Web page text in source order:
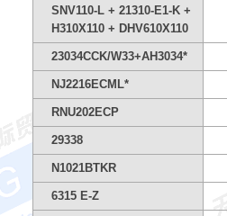
SNV110-L + 21310-E1-K +
H310X110 + DHV610X110
23034CCK/W33+AH3034*
NJ2216ECML*
RNU202ECP
29338
N1021BTKR
6315 E-Z